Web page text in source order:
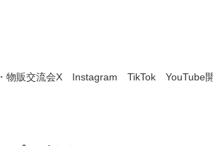
・物販交流会X Instagram TikTok YouTube